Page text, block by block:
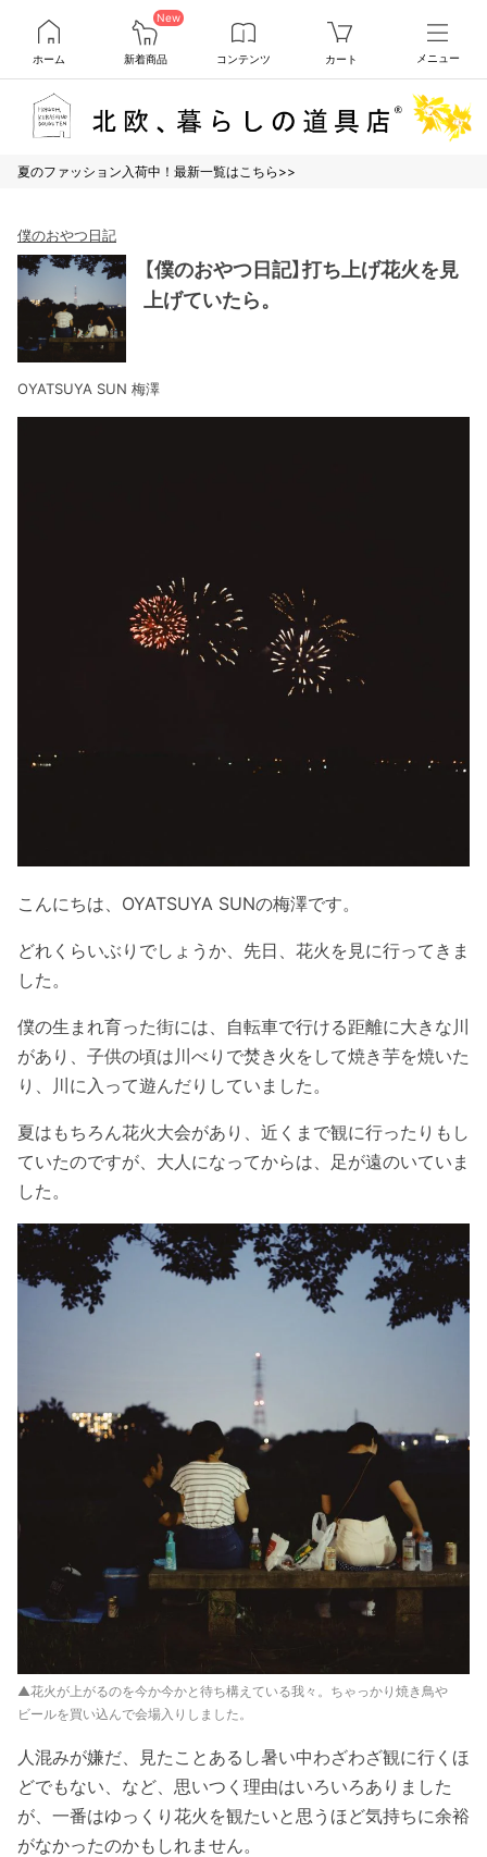
ホーム
New
新着商品 コンテンツ カート メニュー
夏のファッション入荷中！最新一覧はこちら>>
僕のおやつ日記
【僕のおやつ日記】打ち上げ花火を見
上げていたら。
OYATSUYA SUN 梅澤
こんにちは、OYATSUYA SUNの梅澤です。
どれくらいぶりでしょうか、先日、花火を見に行ってきま
した。
僕の生まれ育った街には、自転車で行ける距離に大きな川
があり、子供の頃は川べりで焚き火をして焼き芋を焼いた
り、川に入って遊んだりしていました。
夏はもちろん花火大会があり、近くまで観に行ったりもし
ていたのですが、大人になってからは、足が遠のいていま
した。
▲花火が上がるのを今か今かと待ち構えている我々。ちゃっかり焼き鳥や
ビールを買い込んで会場入りしました。
人混みが嫌だ、見たことあるし暑い中わざわざ観に行くほ
どでもない、など、思いつく理由はいろいろありました
が、一番はゆっくり花火を観たいと思うほど気持ちに余裕
がなかったのかもしれません。